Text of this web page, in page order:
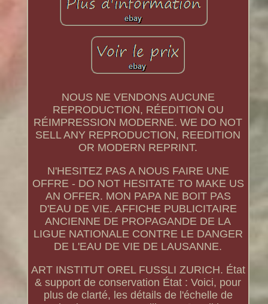
NOUS NE VENDONS AUCUNE
REPRODUCTION, RÉEDITION OU
RÉIMPRESSION MODERNE. WE DO NOT
SELL ANY REPRODUCTION, REEDITION
OR MODERN REPRINT.
N'HESITEZ PAS A NOUS FAIRE UNE
OFFRE - DO NOT HESITATE TO MAKE US
AN OFFER. MON PAPA NE BOIT PAS
D'EAU DE VIE. AFFICHE PUBLICITAIRE
ANCIENNE DE PROPAGANDE DE LA
LIGUE NATIONALE CONTRE LE DANGER
DE L'EAU DE VIE DE LAUSANNE.
ART INSTITUT OREL FUSSLI ZURICH. État
& support de conservation État : Voici, pour
plus de clarté, les détails de l'échelle de